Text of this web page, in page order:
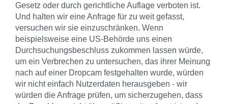
Gesetz oder durch gerichtliche Auflage verboten ist.
Und halten wir eine Anfrage für zu weit gefasst,
versuchen wir sie einzuschränken. Wenn
beispielsweise eine US-Behörde uns einen
Durchsuchungsbeschluss zukommen lassen würde,
um ein Verbrechen zu untersuchen, das ihrer Meinung
nach auf einer Dropcam festgehalten wurde, würden
wir nicht einfach Nutzerdaten herausgeben - wir
würden die Anfrage prüfen, um sicherzugehen, dass